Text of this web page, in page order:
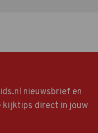
nieuwsbrief en
kijktips direct in jouw